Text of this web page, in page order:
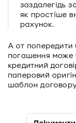
заздалегідь
як простіше
рахунок.
А от попередити
погашення може
кредитний
паперовий
шаблон